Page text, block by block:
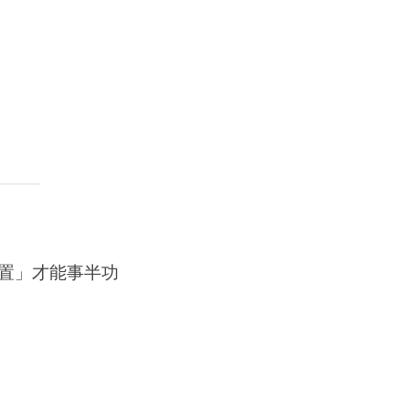
」才能事半功